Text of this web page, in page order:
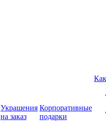
Украшения
на заказ
Корпоративные
подарки